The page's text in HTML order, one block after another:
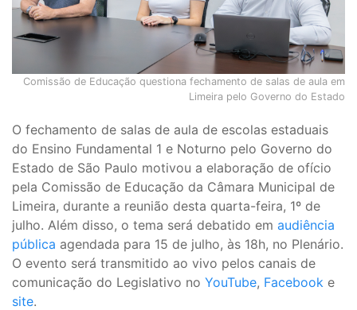
Comissão de Educação questiona fechamento de salas de aula em
Limeira pelo Governo do Estado
O fechamento de salas de aula de escolas estaduais
do Ensino Fundamental 1 e Noturno pelo Governo do
Estado de São Paulo motivou a elaboração de ofício
pela Comissão de Educação da Câmara Municipal de
Limeira, durante a reunião desta quarta-feira, 1º de
julho. Além disso, o tema será debatido em audiência
pública agendada para 15 de julho, às 18h, no Plenário.
O evento será transmitido ao vivo pelos canais de
comunicação do Legislativo no YouTube, Facebook e
site.